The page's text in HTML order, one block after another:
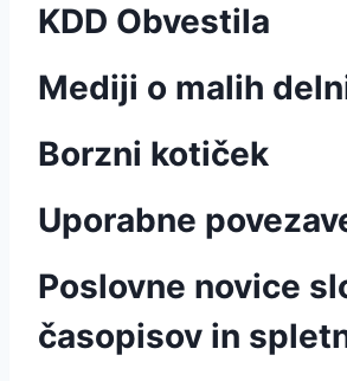
KDD Obvestila
Mediji o malih
Borzni kotiček
Uporabne
Poslovne novice
časopisov in